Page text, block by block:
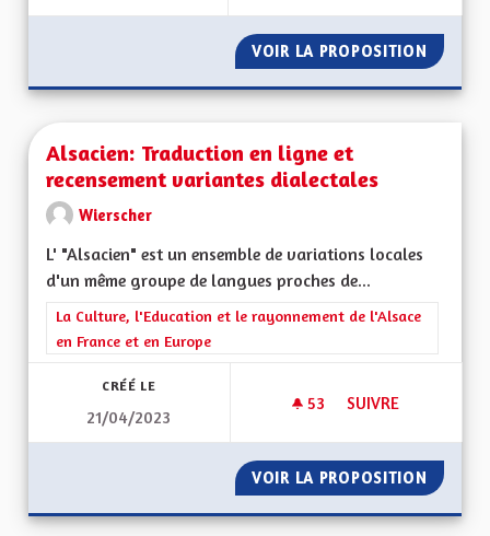
VOIR LA PROPOSITION
Alsacien: Traduction en ligne et
recensement variantes dialectales
Wierscher
L' "Alsacien" est un ensemble de variations locales
d'un même groupe de langues proches de...
Filtrer les résultats de la catégorie : La Culture, l'Education et
La Culture, l'Education et le rayonnement de l'Alsace
en France et en Europe
CRÉÉ LE
21/04/2023
53 53 ABONNÉS
SUIVRE
VOIR LA PROPOSITION